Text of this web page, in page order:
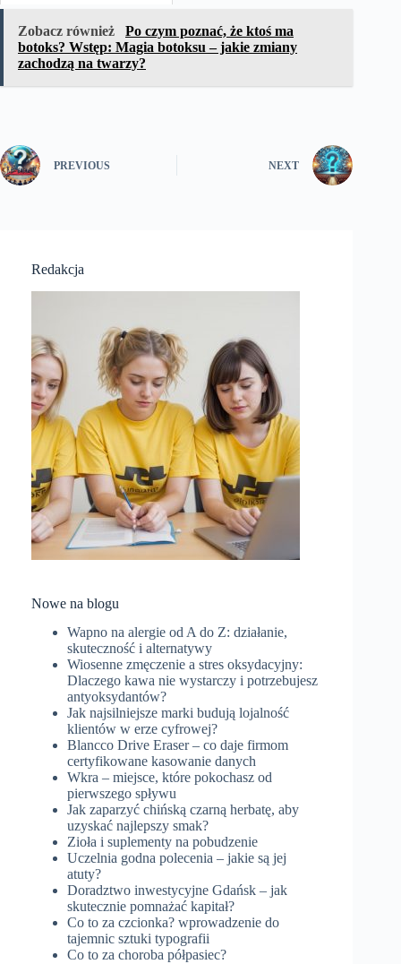
Zobacz również
Po czym poznać, że ktoś ma
botoks? Wstęp: Magia botoksu – jakie zmiany
zachodzą na twarzy?
PREVIOUS NEXT
Redakcja
Nowe na blogu
Wapno na alergie od A do Z: działanie,
skuteczność i alternatywy
Wiosenne zmęczenie a stres oksydacyjny:
Dlaczego kawa nie wystarczy i potrzebujesz
antyoksydantów?
Jak najsilniejsze marki budują lojalność
klientów w erze cyfrowej?
Blancco Drive Eraser – co daje firmom
certyfikowane kasowanie danych
Wkra – miejsce, które pokochasz od
pierwszego spływu
Jak zaparzyć chińską czarną herbatę, aby
uzyskać najlepszy smak?
Zioła i suplementy na pobudzenie
Uczelnia godna polecenia – jakie są jej
atuty?
Doradztwo inwestycyjne Gdańsk – jak
skutecznie pomnażać kapitał?
Co to za czcionka? wprowadzenie do
tajemnic sztuki typografii
Co to za choroba półpasiec?